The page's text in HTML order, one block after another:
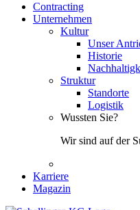
Contracting
Unternehmen
Kultur
Unser
Historie
Struktur
Standorte
Logistik
Wussten Sie?
Wir sind auf der
Karriere
Magazin